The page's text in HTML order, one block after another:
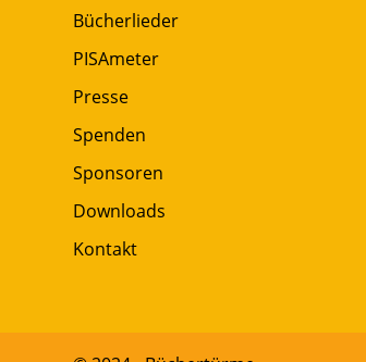
Bücherlieder
PISAmeter
Presse
Spenden
Sponsoren
Downloads
Kontakt